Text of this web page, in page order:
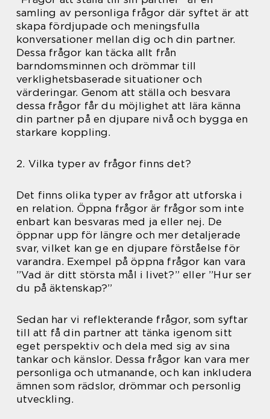
samling av personliga frågor där syftet är att
skapa fördjupade och meningsfulla
konversationer mellan dig och din partner.
Dessa frågor kan täcka allt från
barndomsminnen och drömmar till
verklighetsbaserade situationer och
värderingar. Genom att ställa och besvara
dessa frågor får du möjlighet att lära känna
din partner på en djupare nivå och bygga en
starkare koppling.
2. Vilka typer av frågor finns det?
Det finns olika typer av frågor att utforska i
en relation. Öppna frågor är frågor som inte
enbart kan besvaras med ja eller nej. De
öppnar upp för längre och mer detaljerade
svar, vilket kan ge en djupare förståelse för
varandra. Exempel på öppna frågor kan vara
”Vad är ditt största mål i livet?” eller ”Hur ser
du på äktenskap?”
Sedan har vi reflekterande frågor, som syftar
till att få din partner att tänka igenom sitt
eget perspektiv och dela med sig av sina
tankar och känslor. Dessa frågor kan vara mer
personliga och utmanande, och kan inkludera
ämnen som rädslor, drömmar och personlig
utveckling.